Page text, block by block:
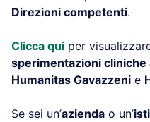
Direzioni competenti.
Clicca qui per
sperimentazioni
Humanitas Gavazzeni e
Se sei un’azienda o un’